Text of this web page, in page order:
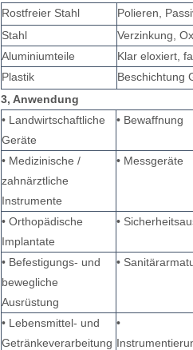
Rostfreier Stahl
Polieren,
Stahl
Verzinkung,
Aluminiumteile
Klar eloxiert,
Plastik
Beschichtung
3, Anwendung
• Landwirtschaftliche
Geräte
• Bewaffnung
• Medizinische /
zahnärztliche
Instrumente
• Messgeräte
• Orthopädische
Implantate
•
• Befestigungs- und
bewegliche
Ausrüstung
•
• Lebensmittel- und
Getränkeverarbeitung
•